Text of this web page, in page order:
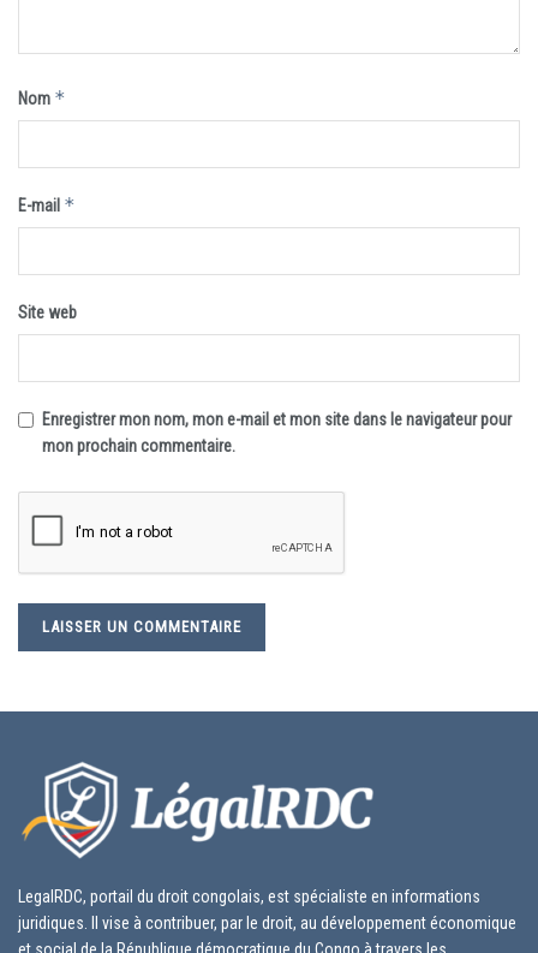
Nom *
E-mail *
Site web
Enregistrer mon nom, mon e-mail et mon site dans le navigateur pour
mon prochain commentaire.
LegalRDC, portail du droit congolais, est spécialiste en informations
juridiques. Il vise à contribuer, par le droit, au développement économique
et social de la République démocratique du Congo à travers les